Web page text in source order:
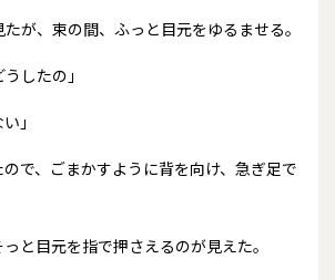
が、束の間、ふっと目元をゆるませる。
したの」
」
で、ごまかすように背を向け、急ぎ足で
と目元を指で押さえるのが見えた。